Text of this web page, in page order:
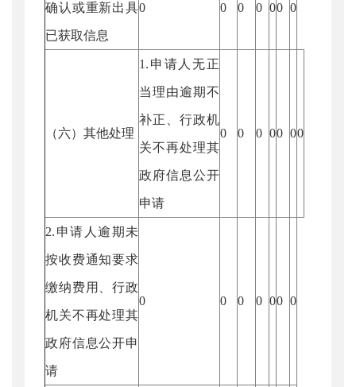
确认或重新出具
已获取信息
0 0 0 0 00 0
（六）其他处理
1.申请人无正
当理由逾期不
补正、行政机
关不再处理其
政府信息公开
申请
0 0 0 00 00
2.申请人逾期未
按收费通知要求
缴纳费用、行政
机关不再处理其
政府信息公开申
请
0 0 0 0 00 0